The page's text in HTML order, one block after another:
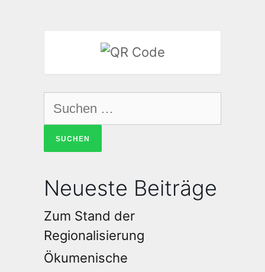
Neueste Beiträge
Zum Stand der
Regionalisierung
Ökumenische